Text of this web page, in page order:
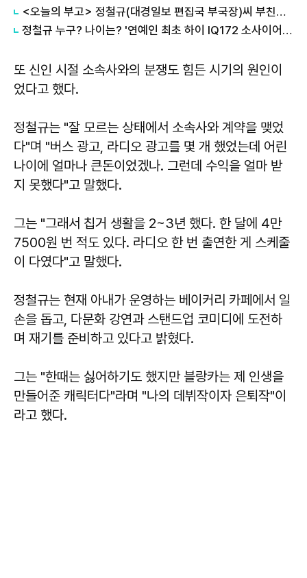
<오늘의 부고> 정철규(대경일보 편집국 부국장)씨 부친상 외
정철규 누구? 나이는? '연예인 최초 하이 IQ172 소사이어티' 회원 #비디오스타
또 신인 시절 소속사와의 분쟁도 힘든 시기의 원인이
었다고 했다.
정철규는 "잘 모르는 상태에서 소속사와 계약을 맺었
다"며 "버스 광고, 라디오 광고를 몇 개 했었는데 어린
나이에 얼마나 큰돈이었겠나. 그런데 수익을 얼마 받
지 못했다"고 말했다.
그는 "그래서 칩거 생활을 2~3년 했다. 한 달에 4만
7500원 번 적도 있다. 라디오 한 번 출연한 게 스케줄
이 다였다"고 말했다.
정철규는 현재 아내가 운영하는 베이커리 카페에서 일
손을 돕고, 다문화 강연과 스탠드업 코미디에 도전하
며 재기를 준비하고 있다고 밝혔다.
그는 "한때는 싫어하기도 했지만 블랑카는 제 인생을
만들어준 캐릭터다"라며 "나의 데뷔작이자 은퇴작"이
라고 했다.